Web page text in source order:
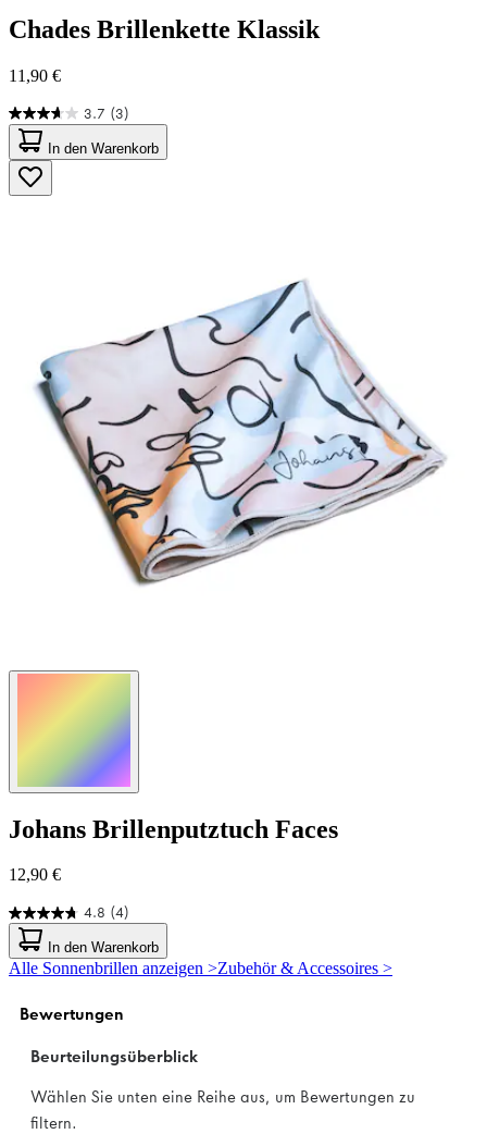
Chades Brillenkette Klassik
11,90 €
3.7 (3)
3.7
von
5
Sternen.
3
In den Warenkorb
Johans Brillenputztuch Faces
12,90 €
4.8 (4)
4.8
von
5
Sternen.
Bewertungen
In den Warenkorb
Alle Sonnenbrillen anzeigen >Zubehör & Accessoires >